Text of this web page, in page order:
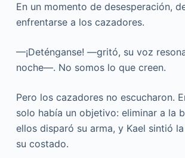
En un momento de desesperación,
enfrentarse a los cazadores.
—¡Deténganse! —gritó, su voz
noche—. No somos lo que creen.
Pero los cazadores no escucharon.
solo había un objetivo: eliminar a la
ellos disparó su arma, y Kael sintió
su costado.